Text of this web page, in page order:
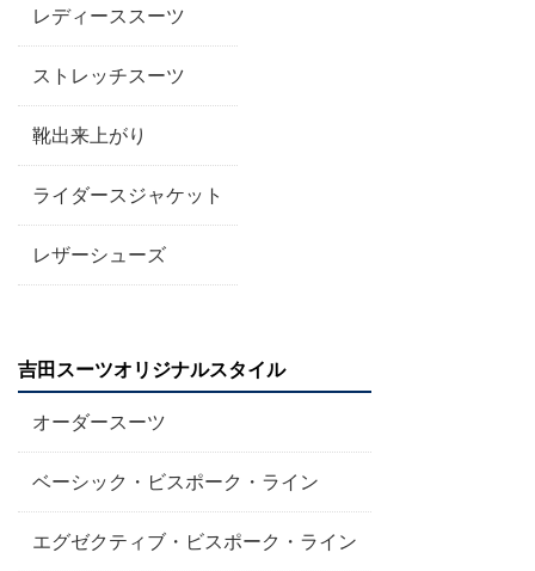
レディーススーツ
ストレッチスーツ
靴出来上がり
ライダースジャケット
レザーシューズ
吉田スーツオリジナルスタイル
オーダースーツ
ベーシック・ビスポーク・ライン
エグゼクティブ・ビスポーク・ライン